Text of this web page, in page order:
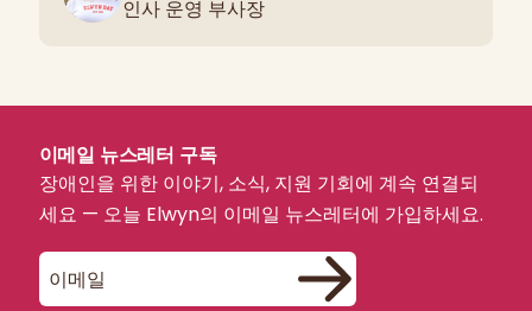
인사 운영 부사장
이메일 뉴스레터 구독
장애인을 위한 이야기, 소식, 지원 기회에 계속 연결되
세요 — 오늘 Elwyn의 이메일 뉴스레터에 가입하세요.